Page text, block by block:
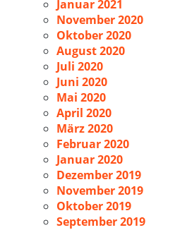
Januar 2021
November 2020
Oktober 2020
August 2020
Juli 2020
Juni 2020
Mai 2020
April 2020
März 2020
Februar 2020
Januar 2020
Dezember 2019
November 2019
Oktober 2019
September 2019